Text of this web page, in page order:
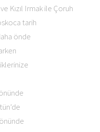
Kızıl Irmak ile Çoruh
tarih
önde